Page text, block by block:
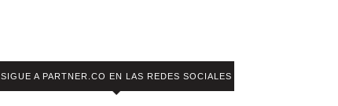
SIGUE A PARTNER.CO EN LAS REDES SOCIALES